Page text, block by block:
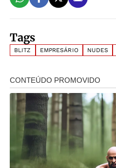
Tags
BLITZ EMPRESÁRIO NUDES